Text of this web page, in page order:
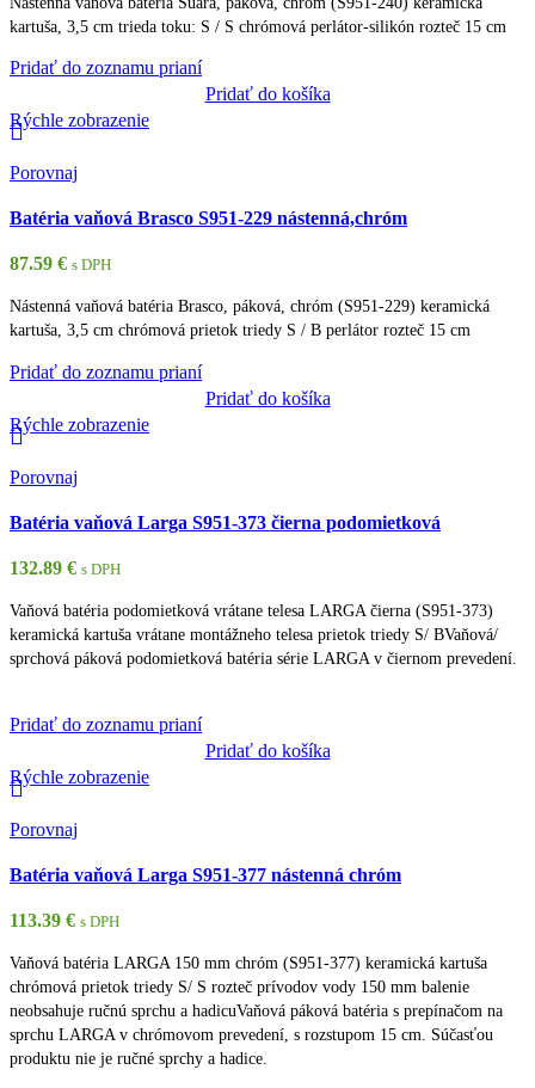
kartuša, 3,5 cm trieda toku: S / S chrómová perlátor-silikón rozteč 15 cm
Pridať do zoznamu prianí
Pridať do košíka
Rýchle zobrazenie
Porovnaj
Batéria vaňová Brasco S951-229 nástenná,chróm
87.59 € s DPH
Nástenná vaňová batéria Brasco, páková, chróm (S951-229) keramická
kartuša, 3,5 cm chrómová prietok triedy S / B perlátor rozteč 15 cm
Pridať do zoznamu prianí
Pridať do košíka
Rýchle zobrazenie
Porovnaj
Batéria vaňová Larga S951-373 čierna podomietková
132.89 € s DPH
Vaňová batéria podomietková vrátane telesa LARGA čierna (S951-373)
keramická kartuša vrátane montážneho telesa prietok triedy S/ BVaňová/
sprchová páková podomietková batéria série LARGA v čiernom prevedení.
Pridať do zoznamu prianí
Pridať do košíka
Rýchle zobrazenie
Porovnaj
Batéria vaňová Larga S951-377 nástenná chróm
113.39 € s DPH
Vaňová batéria LARGA 150 mm chróm (S951-377) keramická kartuša
chrómová prietok triedy S/ S rozteč prívodov vody 150 mm balenie
neobsahuje ručnú sprchu a hadicuVaňová páková batéria s prepínačom na
sprchu LARGA v chrómovom prevedení, s rozstupom 15 cm. Súčasťou
produktu nie je ručné sprchy a hadice.